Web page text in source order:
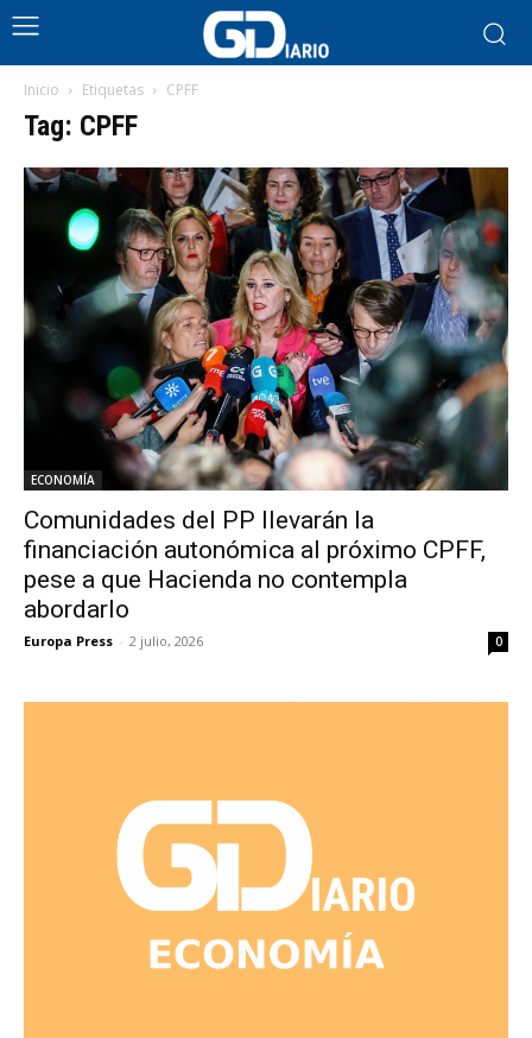
Inicio Etiquetas CPFF
Tag: CPFF
ECONOMÍA
Comunidades del PP llevarán la
financiación autonómica al próximo CPFF,
pese a que Hacienda no contempla
abordarlo
Europa Press - 2 julio, 2026 0